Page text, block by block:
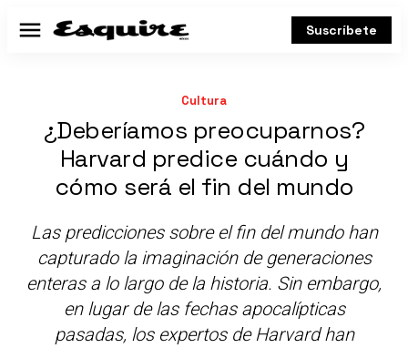
Menú Suscríbete
Cultura
¿Deberíamos preocuparnos?
Harvard predice cuándo y
cómo será el fin del mundo
Las predicciones sobre el fin del mundo han
capturado la imaginación de generaciones
enteras a lo largo de la historia. Sin embargo,
en lugar de las fechas apocalípticas
pasadas, los expertos de Harvard han